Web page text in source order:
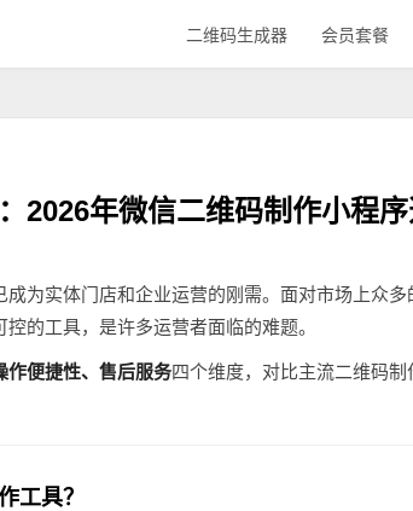
二维码生成器 会员套餐
2026年微信二维码制作小程
成为实体门店和企业运营的刚需。面对市场上众
的工具，是许多运营者面临的难题。
作便捷性、售后服务四个维度，对比主流二维码
工具？